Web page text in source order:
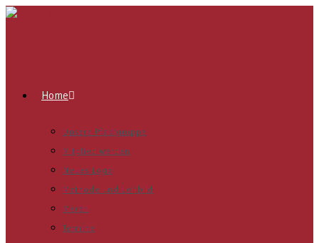
Home
Unsere Pfadigruppe
Mitglied werden
Neues Logo
Methode und Leitbild
Merch
Termine